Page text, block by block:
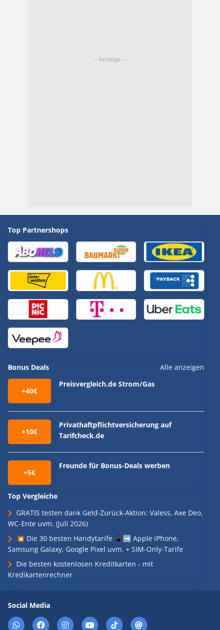
Top Partnershops
Bonus Deals Alle anzeigen
+40€
Preisvergleich.de Strom/Gas
+10€
Privathaftpflichtversicherung auf
Tarifcheck.de
+5€
Freunde für Bonus-Deals werben
Top Vergleiche
GRATIS testen dank Geld-Zurück-Aktion: Valess, Axe Deo,
WC-Ente uvm. (Juli 2026)
💥 Die 30 besten Handytarife 📱➡️ Apple iPhone,
Samsung Galaxy, Google Pixel uvm. + SIM-Only-Tarife
Die besten kostenlosen Kreditkarten - mit
Kredikartenrechner
Social Media